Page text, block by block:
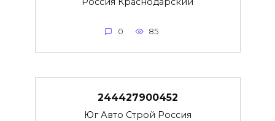
0 85
244427900452
Юг Авто Строй Россия